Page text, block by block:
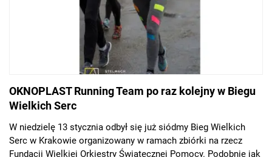
OKNOPLAST Running Team po raz kolejny w Biegu
Wielkich Serc
W niedzielę 13 stycznia odbył się już siódmy Bieg Wielkich
Serc w Krakowie organizowany w ramach zbiórki na rzecz
Fundacji Wielkiej Orkiestry Świątecznej Pomocy. Podobnie jak